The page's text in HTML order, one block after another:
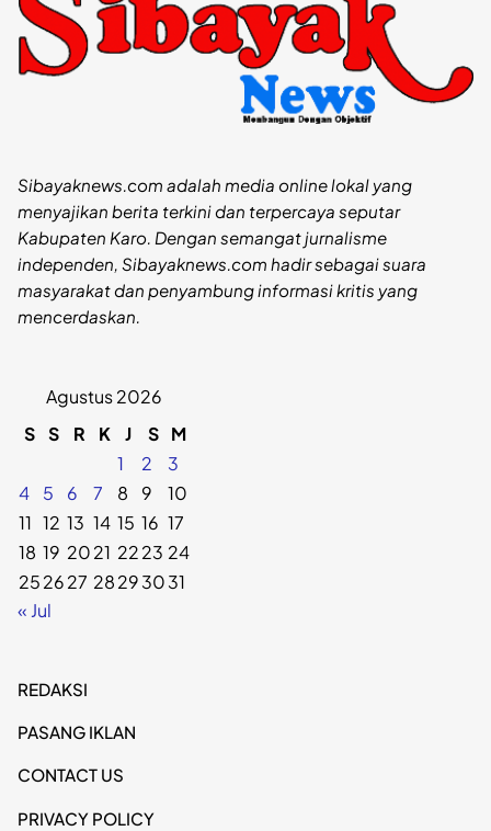
Sibayaknews.com adalah media online lokal yang
menyajikan berita terkini dan terpercaya seputar
Kabupaten Karo. Dengan semangat jurnalisme
independen, Sibayaknews.com hadir sebagai suara
masyarakat dan penyambung informasi kritis yang
mencerdaskan.
Agustus 2026
S S R K J S M
1
2
3
4
5 6 7 8 9
10
11 12 13 14 15 16 17
18 19 2021 2223 24
252627 28293031
« Jul
REDAKSI
PASANG IKLAN
CONTACT US
PRIVACY POLICY